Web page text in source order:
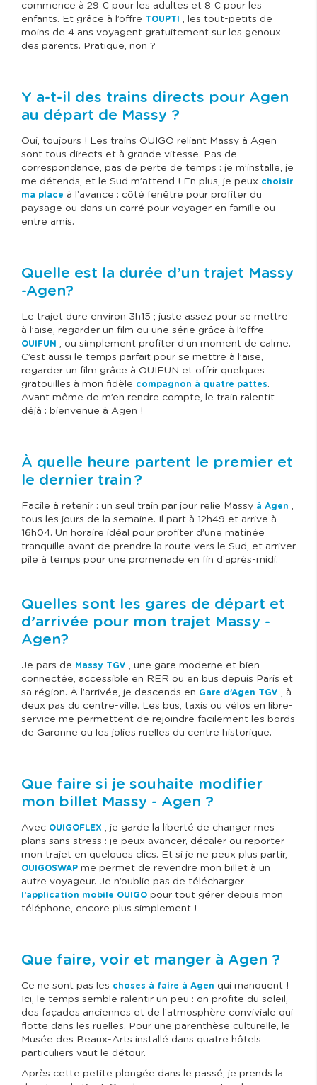
commence à 29 € pour les adultes et 8 € pour les
enfants. Et grâce à l’offre TOUPTI , les tout-petits de
moins de 4 ans voyagent gratuitement sur les genoux
des parents. Pratique, non ?
Y a-t-il des trains directs pour Agen
au départ de Massy ?
Oui, toujours ! Les trains OUIGO reliant Massy à Agen
sont tous directs et à grande vitesse. Pas de
correspondance, pas de perte de temps : je m’installe, je
me détends, et le Sud m’attend ! En plus, je peux choisir
ma place à l’avance : côté fenêtre pour profiter du
paysage ou dans un carré pour voyager en famille ou
entre amis.
Quelle est la durée d’un trajet Massy
-Agen?
Le trajet dure environ 3h15 ; juste assez pour se mettre
à l’aise, regarder un film ou une série grâce à l’offre
OUIFUN , ou simplement profiter d’un moment de calme.
C’est aussi le temps parfait pour se mettre à l’aise,
regarder un film grâce à OUIFUN et offrir quelques
gratouilles à mon fidèle compagnon à quatre pattes.
Avant même de m’en rendre compte, le train ralentit
déjà : bienvenue à Agen !
À quelle heure partent le premier et
le dernier train ?
Facile à retenir : un seul train par jour relie Massy à Agen ,
tous les jours de la semaine. Il part à 12h49 et arrive à
16h04. Un horaire idéal pour profiter d’une matinée
tranquille avant de prendre la route vers le Sud, et arriver
pile à temps pour une promenade en fin d’après-midi.
Quelles sont les gares de départ et
d’arrivée pour mon trajet Massy -
Agen?
Je pars de Massy TGV , une gare moderne et bien
connectée, accessible en RER ou en bus depuis Paris et
sa région. À l’arrivée, je descends en Gare d’Agen TGV , à
deux pas du centre-ville. Les bus, taxis ou vélos en libre-
service me permettent de rejoindre facilement les bords
de Garonne ou les jolies ruelles du centre historique.
Que faire si je souhaite modifier
mon billet Massy - Agen ?
Avec OUIGOFLEX , je garde la liberté de changer mes
plans sans stress : je peux avancer, décaler ou reporter
mon trajet en quelques clics. Et si je ne peux plus partir,
OUIGOSWAP me permet de revendre mon billet à un
autre voyageur. Je n’oublie pas de télécharger
l’application mobile OUIGO pour tout gérer depuis mon
téléphone, encore plus simplement !
Que faire, voir et manger à Agen ?
Ce ne sont pas les choses à faire à Agen qui manquent !
Ici, le temps semble ralentir un peu : on profite du soleil,
des façades anciennes et de l’atmosphère conviviale qui
flotte dans les ruelles. Pour une parenthèse culturelle, le
Musée des Beaux-Arts installé dans quatre hôtels
particuliers vaut le détour.
Après cette petite plongée dans le passé, je prends la